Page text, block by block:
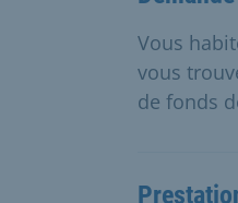
Vous
vous
de fonds